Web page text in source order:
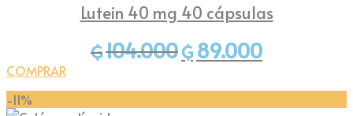
Lutein 40 mg 40 cápsulas
₲104.000 El
precio
₲ 89.000El
precio
COMPRAR
-11%